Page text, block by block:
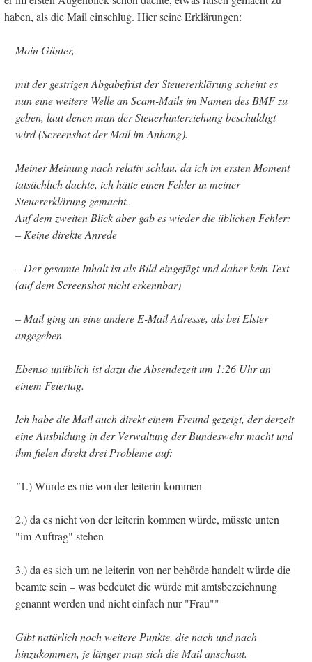
haben, als die Mail einschlug. Hier seine Erklärungen:
Moin Günter,
mit der gestrigen Abgabefrist der Steuererklärung scheint es
nun eine weitere Welle an Scam-Mails im Namen des BMF zu
geben, laut denen man der Steuerhinterziehung beschuldigt
wird (Screenshot der Mail im Anhang).
Meiner Meinung nach relativ schlau, da ich im ersten Moment
tatsächlich dachte, ich hätte einen Fehler in meiner
Steuererklärung gemacht..
Auf dem zweiten Blick aber gab es wieder die üblichen Fehler:
– Keine direkte Anrede
– Der gesamte Inhalt ist als Bild eingefügt und daher kein Text
(auf dem Screenshot nicht erkennbar)
– Mail ging an eine andere E-Mail Adresse, als bei Elster
angegeben
Ebenso unüblich ist dazu die Absendezeit um 1:26 Uhr an
einem Feiertag.
Ich habe die Mail auch direkt einem Freund gezeigt, der derzeit
eine Ausbildung in der Verwaltung der Bundeswehr macht und
ihm fielen direkt drei Probleme auf:
"1.) Würde es nie von der leiterin kommen
2.) da es nicht von der leiterin kommen würde, müsste unten
"im Auftrag" stehen
3.) da es sich um ne leiterin von ner behörde handelt würde die
beamte sein – was bedeutet die würde mit amtsbezeichnung
genannt werden und nicht einfach nur "Frau""
Gibt natürlich noch weitere Punkte, die nach und nach
hinzukommen, je länger man sich die Mail anschaut.